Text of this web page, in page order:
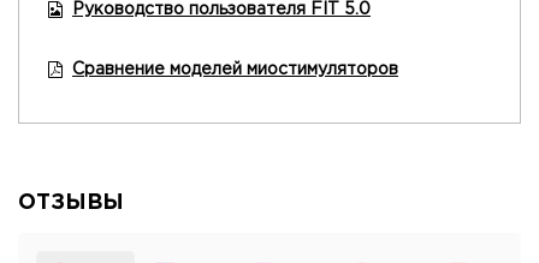
Руководство пользователя FIT 5.0
Сравнение моделей миостимуляторов
ОТЗЫВЫ